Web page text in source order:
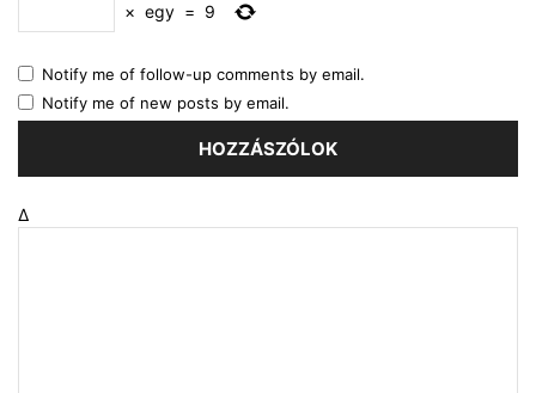
× egy = 9
Notify me of follow-up comments by email.
Notify me of new posts by email.
Δ